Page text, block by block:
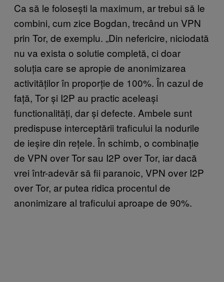
Ca să le folosești la maximum, ar trebui să le
combini, cum zice Bogdan, trecând un VPN
prin Tor, de exemplu. „Din nefericire, niciodată
nu va exista o solutie completă, ci doar
soluția care se apropie de anonimizarea
activităților în proporție de 100%. În cazul de
față, Tor și I2P au practic aceleași
functionalități, dar și defecte. Ambele sunt
predispuse interceptării traficului la nodurile
de ieșire din rețele. În schimb, o combinație
de VPN over Tor sau I2P over Tor, iar dacă
vrei într-adevăr să fii paranoic, VPN over I2P
over Tor, ar putea ridica procentul de
anonimizare al traficului aproape de 90%.